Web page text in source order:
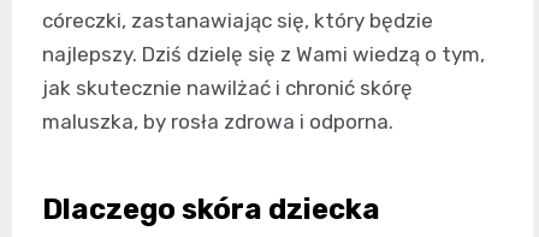
córeczki, zastanawiając się, który będzie
najlepszy. Dziś dzielę się z Wami wiedzą o tym,
jak skutecznie nawilżać i chronić skórę
maluszka, by rosła zdrowa i odporna.
Dlaczego skóra dziecka